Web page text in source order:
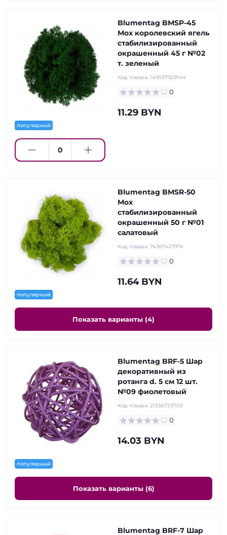
популярный
Blumentag BMSP-45
Мох королевский ягель
стабилизированный
окрашенный 45 г №02
т. зеленый
Код товара: 149537929144
0
11.29 BYN
популярный
Blumentag BMSR-50
Мох
стабилизированный
окрашенный 50 г №01
салатовый
Код товара: 74367427974
0
11.64 BYN
Показать варианты (4)
популярный
Blumentag BRF-5 Шар
декоративный из
ротанга d. 5 см 12 шт.
№09 фиолетовый
Код товара: 21336723702
0
14.03 BYN
Показать варианты (6)
Blumentag BRF-7 Шар